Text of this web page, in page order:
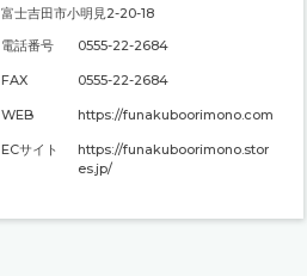
富士吉田市小明見2-20-18
電話番号
0555-22-2684
FAX 0555-22-2684
WEB https://funakuboorimono.com
ECサイト
https://funakuboorimono.stor
es.jp/